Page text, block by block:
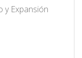
y Expansión